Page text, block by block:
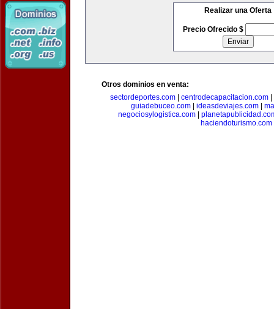
Realizar una Oferta
Precio Ofrecido $
Otros dominios en venta:
sectordeportes.com| centrodecapacitacion.com|
guiadebuceo.com
ideasdeviajes.com
negociosylogistica.com|
haciendoturismo.com